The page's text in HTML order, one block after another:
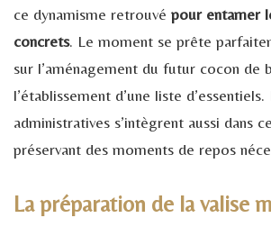
ce dynamisme retrouvé pour entamer
concrets. Le moment se prête
sur l’aménagement du futur cocon de
l’établissement d’une liste
administratives s’intègrent aussi dans
préservant des moments de repos
La préparation de la valise